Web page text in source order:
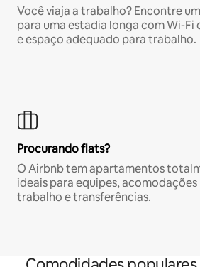
Você viaja a trabalho? Encontre
para uma estadia longa com Wi-
e espaço adequado para trabalho.
Procurando flats?
O Airbnb tem apartamentos
ideais para equipes, acomodações
trabalho e transferências.